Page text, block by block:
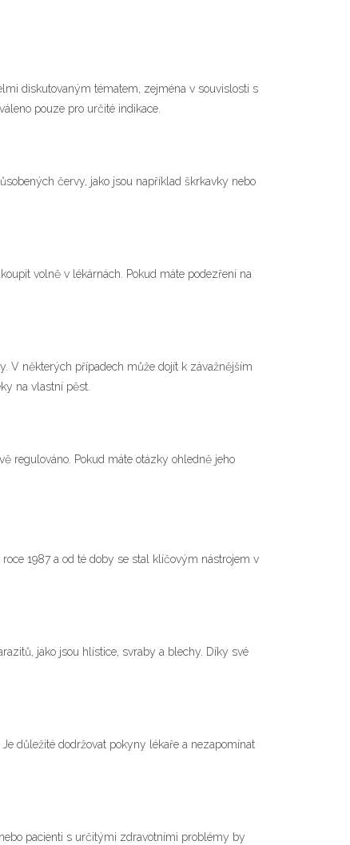
diskutovaným tématem, zejména v souvislosti s
pouze pro určité indikace.
červy, jako jsou například škrkavky nebo
volně v lékárnách. Pokud máte podezření na
V některých případech může dojít k závažnějším
na vlastní pěst.
regulováno. Pokud máte otázky ohledně jeho
1987 a od té doby se stal klíčovým nástrojem v
jako jsou hlístice, svraby a blechy. Díky své
důležité dodržovat pokyny lékaře a nezapomínat
pacienti s určitými zdravotními problémy by